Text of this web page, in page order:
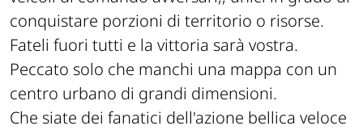
conquistare porzioni di territorio o risorse.
Fateli fuori tutti e la vittoria sarà vostra.
Peccato solo che manchi una mappa con un
centro urbano di grandi dimensioni.
Che siate dei fanatici dell'azione bellica veloce